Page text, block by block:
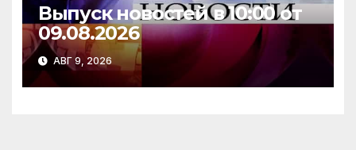
Выпуск новостей в 10:00 от
09.08.2026
АВГ 9, 2026